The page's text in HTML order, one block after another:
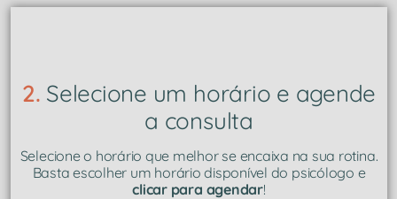
2. Selecione um horário e agende
a consulta
Selecione o horário que melhor se encaixa na sua rotina.
Basta escolher um horário disponível do psicólogo e
clicar para agendar!